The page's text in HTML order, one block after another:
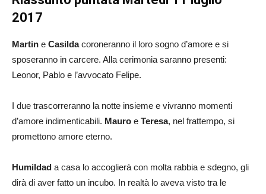
2017
Martin e Casildacoroneranno il loro sogno d’amore e si
sposeranno in carcere. Alla cerimonia saranno presenti:
Leonor, Pablo e l’avvocato Felipe.
I due trascorreranno la notte insieme e vivranno momenti
d’amore indimenticabili. Mauro e Teresa, nel frattempo, si
promettono amore eterno.
Humildad a casa lo accoglierà con molta rabbia e sdegno, gli
dirà di aver fatto un incubo. In realtà lo aveva visto tra le